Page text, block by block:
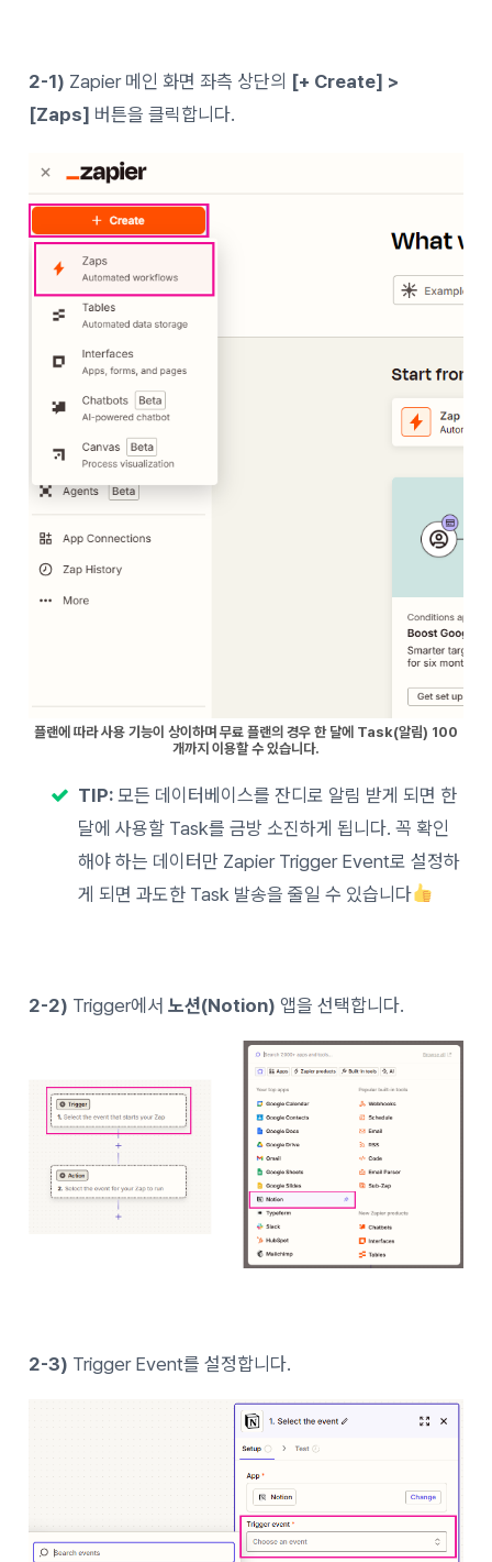
2-1) Zapier 메인 화면 좌측 상단의 [+ Create] >
[Zaps] 버튼을 클릭합니다.
플랜에 따라 사용 기능이 상이하며 무료 플랜의 경우 한 달에 Task(알림) 100
개까지 이용할 수 있습니다.
TIP:모든 데이터베이스를 잔디로 알림 받게 되면 한
달에 사용할 Task를 금방 소진하게 됩니다. 꼭 확인
해야 하는 데이터만 Zapier Trigger Event로 설정하
게 되면 과도한 Task 발송을 줄일 수 있습니다
2-2) Trigger에서노션(Notion) 앱을 선택합니다.
2-3) Trigger Event를 설정합니다.